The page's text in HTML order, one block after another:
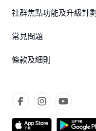
社群焦點功能及升級計劃
常見問題
條款及細則